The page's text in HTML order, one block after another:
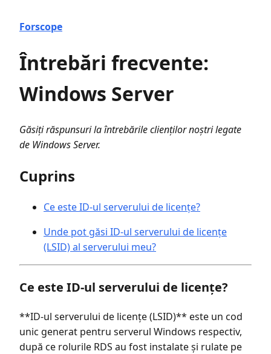
Forscope
Întrebări frecvente:
Windows Server
Găsiți răspunsuri la întrebările clienților noștri legate
de Windows Server.
Cuprins
Ce este ID-ul serverului de licențe?
Unde pot găsi ID-ul serverului de licențe
(LSID) al serverului meu?
Ce este ID-ul serverului de licențe?
**ID-ul serverului de licențe (LSID)** este un cod
unic generat pentru serverul Windows respectiv,
după ce rolurile RDS au fost instalate și rulate pe